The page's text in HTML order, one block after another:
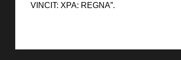
VINCIT: XPA: REGNA”.